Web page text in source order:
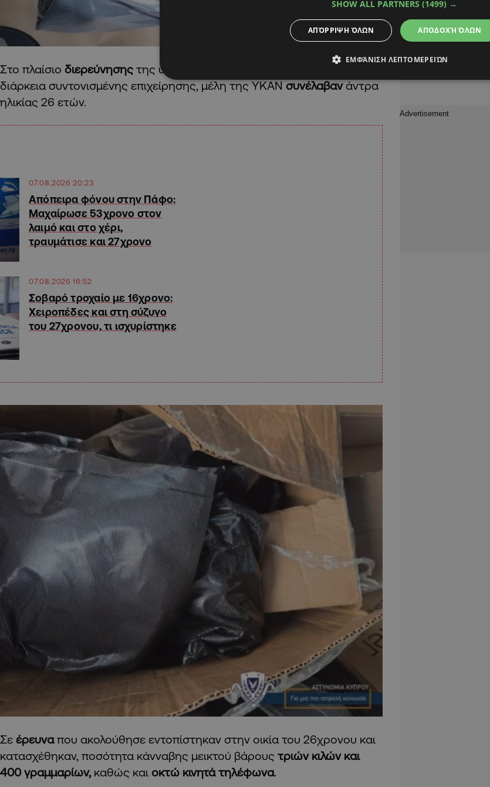
Στο πλαίσιο διερεύνησης της υπόθεσης, χθες, 07/05/2026, κατά τη
διάρκεια συντονισμένης επιχείρησης, μέλη της ΥΚΑΝσυνέλαβανάντρα
ηλικίας 26 ετών.
07.08.2026 20:23
Απόπειρα φόνου στην Πάφο:
Μαχαίρωσε 53χρονο στον
λαιμό και στο χέρι,
τραυμάτισε και 27χρονο
07.08.2026 16:52
Σοβαρό τροχαίο με 16χρονο:
Χειροπέδες και στη σύζυγο
του 27χρονου, τι ισχυρίστηκε
Σε έρευναπου ακολούθησε εντοπίστηκαν στην οικία του 26χρονου και
κατασχέθηκαν, ποσότητα κάνναβης μεικτού βάρους τριών κιλών και
400 γραμμαρίων, καθώς και οκτώ κινητά τηλέφωνα.
SHOW ALL PARTNERS (1499) →
ΑΠΟΔΟΧΉ ΌΛΩΝ
ΑΠΌΡΡΙΨΗ ΌΛΩΝ
ΕΜΦΆΝΙΣΗ ΛΕΠΤΟΜΕΡΕΙΏΝ